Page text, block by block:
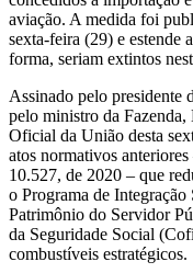
aviação. A medida foi
sexta-feira (29) e estende
forma, seriam extintos
Assinado pelo
pelo ministro da
Oficial da União desta
atos normativos
10.527, de 2020 – que
o Programa de
Patrimônio do Servidor
da Seguridade Social
combustíveis estratégicos.